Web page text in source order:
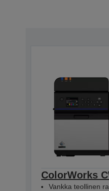
ColorWorks
Vankka teollinen